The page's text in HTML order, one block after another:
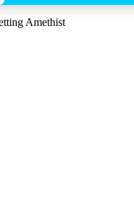
Amethist